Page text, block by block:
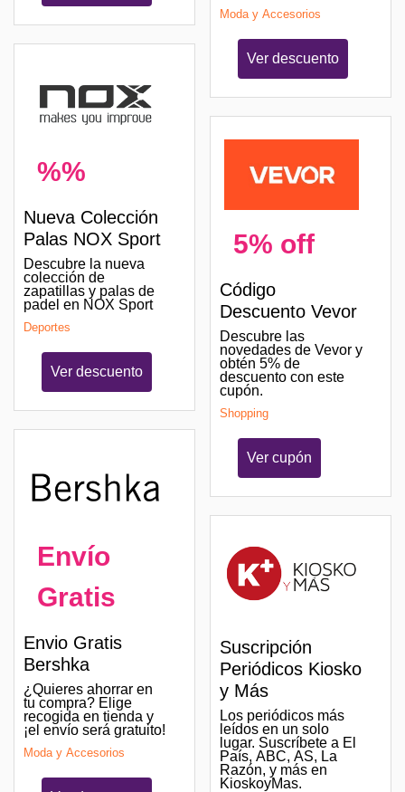
%%
Nueva Colección
Palas NOX Sport
Descubre la nueva
colección de
zapatillas y palas de
padel en NOX Sport
Deportes
Ver descuento
Envío
Gratis
Envio Gratis
Bershka
¿Quieres ahorrar en
tu compra? Elige
recogida en tienda y
¡el envío será gratuito!
Moda y Accesorios
Moda y Accesorios
Ver descuento
5% off
Código
Descuento Vevor
Descubre las
novedades de Vevor y
obtén 5% de
descuento con este
cupón.
Shopping
Ver cupón
Suscripción
Periódicos Kiosko
y Más
Los periódicos más
leídos en un solo
lugar. Suscríbete a El
País, ABC, AS, La
Razón, y más en
KioskoyMas.